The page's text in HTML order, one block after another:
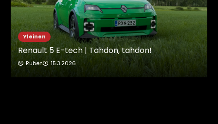
Yleinen
Renault 5 E-tech | Tahdon, tahdon!
Ruben 15.3.2026